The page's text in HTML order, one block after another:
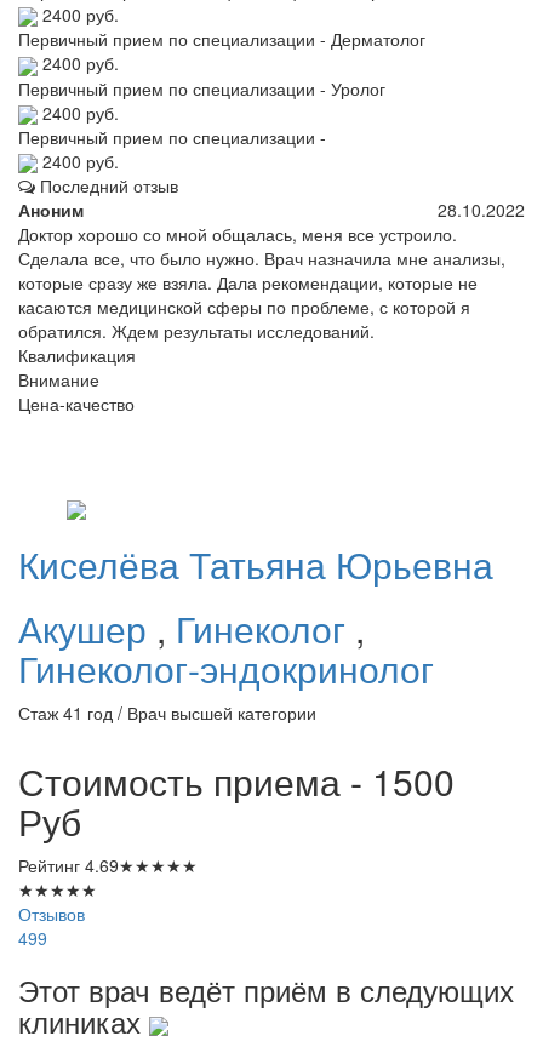
2400 руб.
Первичный прием по специализации - Дерматолог
2400 руб.
Первичный прием по специализации - Уролог
2400 руб.
Первичный прием по специализации -
2400 руб.
Последний отзыв
Аноним
28.10.2022
Доктор хорошо со мной общалась, меня все устроило.
Сделала все, что было нужно. Врач назначила мне анализы,
которые сразу же взяла. Дала рекомендации, которые не
касаются медицинской сферы по проблеме, с которой я
обратился. Ждем результаты исследований.
Квалификация
Внимание
Цена-качество
КиселёваТатьяна Юрьевна
Акушер , Гинеколог ,
Гинеколог-эндокринолог
Стаж 41 год / Врач высшей категории
Стоимость приема - 1500
Руб
Рейтинг 4.69★★★★★
★★★★★
Отзывов
499
Этот врач ведёт приём в следующих
клиниках